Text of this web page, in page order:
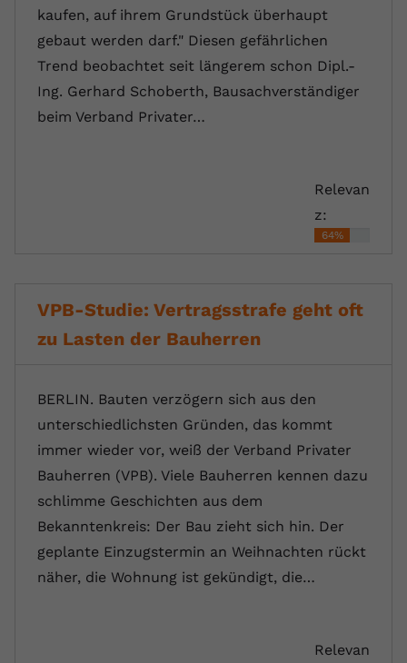
kaufen, auf ihrem Grundstück überhaupt
gebaut werden darf." Diesen gefährlichen
Trend beobachtet seit längerem schon Dipl.-
Ing. Gerhard Schoberth, Bausachverständiger
beim Verband Privater…
Relevan
z:
64%
VPB-Studie: Vertragsstrafe geht oft
zu Lasten der Bauherren
BERLIN. Bauten verzögern sich aus den
unterschiedlichsten Gründen, das kommt
immer wieder vor, weiß der Verband Privater
Bauherren (VPB). Viele Bauherren kennen dazu
schlimme Geschichten aus dem
Bekanntenkreis: Der Bau zieht sich hin. Der
geplante Einzugstermin an Weihnachten rückt
näher, die Wohnung ist gekündigt, die…
Relevan